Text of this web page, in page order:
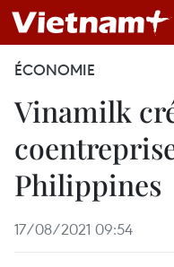
ÉCONOMIE
Vinamilk
Philippines
17/08/2021 09:54